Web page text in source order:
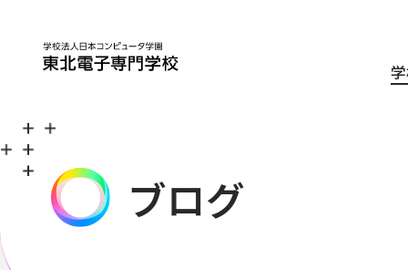
ブログ